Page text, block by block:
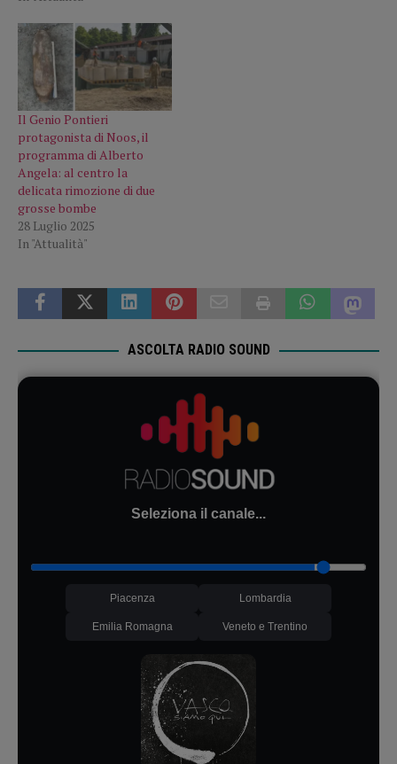
Il Genio Pontieri
protagonista di Noos, il
programma di Alberto
Angela: al centro la
delicata rimozione di due
grosse bombe
28 Luglio 2025
In "Attualità"
ASCOLTA RADIO SOUND
Seleziona il canale...
Piacenza Lombardia
Emilia Romagna Veneto e Trentino